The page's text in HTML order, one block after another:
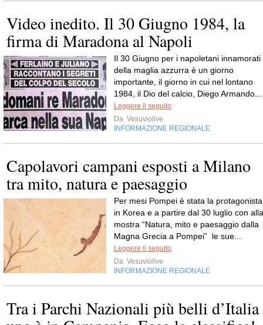
Video inedito. Il 30 Giugno 1984, la
firma di Maradona al Napoli
Il 30 Giugno per i napoletani innamorati
della maglia azzurra è un giorno
importante, il giorno in cui nel lontano
1984, il Dio del calcio, Diego Armando...
Leggere il seguito
Da Vesuviolive
INFORMAZIONE REGIONALE
Capolavori campani esposti a Milano
tra mito, natura e paesaggio
Per mesi Pompei è stata la protagonista
in Korea e a partire dal 30 luglio con alla
mostra “Natura, mito e paesaggio dalla
Magna Grecia a Pompei” le sue...
Leggere il seguito
Da Vesuviolive
INFORMAZIONE REGIONALE
Tra i Parchi Nazionali più belli d’Italia